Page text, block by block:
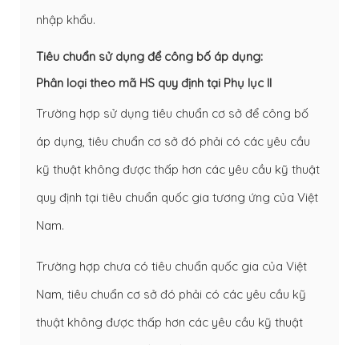
nhập khẩu.
Tiêu chuẩn sử dụng để công bố áp dụng:
Phân loại theo mã HS quy định tại Phụ lục II
Trường hợp sử dụng tiêu chuẩn cơ sở để công bố
áp dụng, tiêu chuẩn cơ sở đó phải có các yêu cầu
kỹ thuật không được thấp hơn các yêu cầu kỹ thuật
quy định tại tiêu chuẩn quốc gia tương ứng của Việt
Nam.
Trường hợp chưa có tiêu chuẩn quốc gia của Việt
Nam, tiêu chuẩn cơ sở đó phải có các yêu cầu kỹ
thuật không được thấp hơn các yêu cầu kỹ thuật